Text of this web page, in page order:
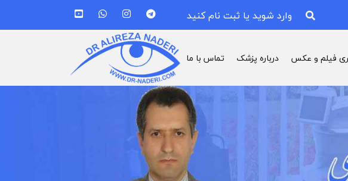
وارد شوید یا ثبت نام کنید
فیلم و عکس درباره پزشک تماس با ما